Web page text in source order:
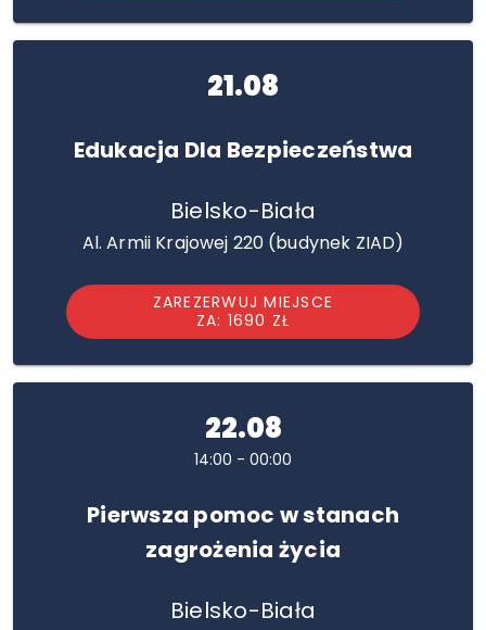
21.08
Edukacja Dla Bezpieczeństwa
Bielsko-Biała
Al. Armii Krajowej 220 (budynek ZIAD)
ZAREZERWUJ MIEJSCE
ZA: 1690 ZŁ
22.08
14:00 - 00:00
Pierwsza pomoc w stanach
zagrożenia życia
Bielsko-Biała